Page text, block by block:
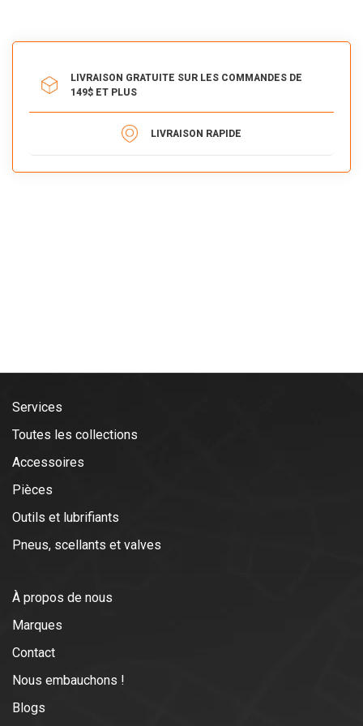
LIVRAISON GRATUITE SUR LES COMMANDES DE
149$ ET PLUS
LIVRAISON RAPIDE
Services
Toutes les collections
Accessoires
Pièces
Outils et lubrifiants
Pneus, scellants et valves
À propos de nous
Marques
Contact
Nous embauchons !
Blogs